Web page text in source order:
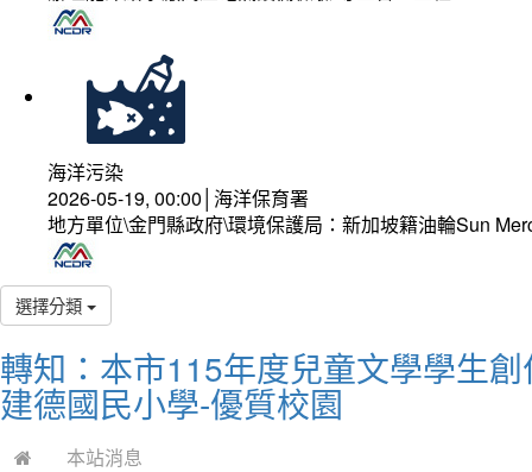
海洋污染
2026-05-19, 00:00│海洋保育署
地方單位\金門縣政府\環境保護局：新加坡籍油輪Sun
選擇分類
轉知：本市115年度兒童文學學生
建德國民小學-優質校園
本站消息